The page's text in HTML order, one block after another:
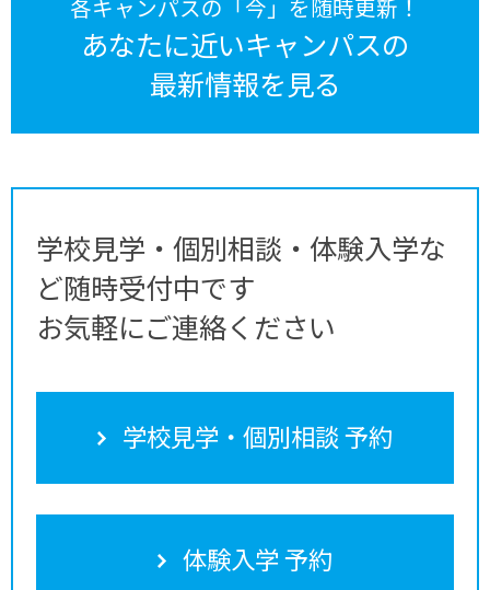
各キャンパスの「今」を随時更新！
あなたに近いキャンパスの
最新情報を見る
学校見学・個別相談・体験入学な
ど随時受付中です
お気軽にご連絡ください
学校見学・個別相談 予約
体験入学 予約